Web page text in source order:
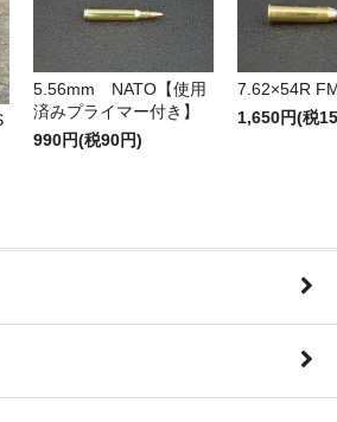
5.56mm NATO【使用
済みプライマー付き】
990円(税90円)
7.62×54R
1,650円(税